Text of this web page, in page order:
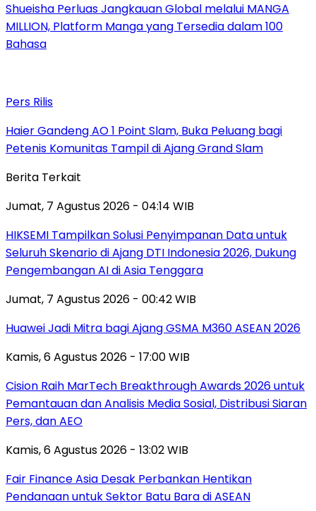
Shueisha Perluas Jangkauan Global melalui MANGA
MILLION, Platform Manga yang Tersedia dalam 100
Bahasa
Pers Rilis
Haier Gandeng AO 1 Point Slam, Buka Peluang bagi
Petenis Komunitas Tampil di Ajang Grand Slam
Berita Terkait
Jumat, 7 Agustus 2026 - 04:14 WIB
HIKSEMI Tampilkan Solusi Penyimpanan Data untuk
Seluruh Skenario di Ajang DTI Indonesia 2026, Dukung
Pengembangan AI di Asia Tenggara
Jumat, 7 Agustus 2026 - 00:42 WIB
Huawei Jadi Mitra bagi Ajang GSMA M360 ASEAN 2026
Kamis, 6 Agustus 2026 - 17:00 WIB
Cision Raih MarTech Breakthrough Awards 2026 untuk
Pemantauan dan Analisis Media Sosial, Distribusi Siaran
Pers, dan AEO
Kamis, 6 Agustus 2026 - 13:02 WIB
Fair Finance Asia Desak Perbankan Hentikan
Pendanaan untuk Sektor Batu Bara di ASEAN